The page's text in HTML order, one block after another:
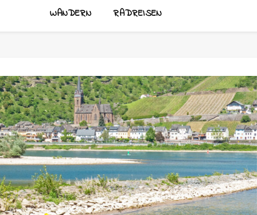
WANDERN RADREISEN